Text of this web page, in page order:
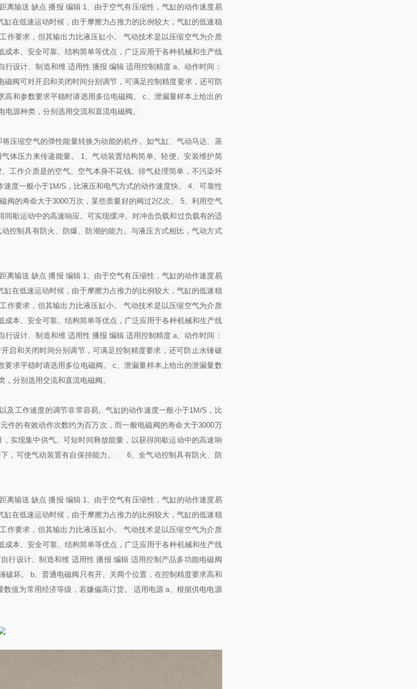
离输送 缺点 播报 编辑 1、由于空气有压缩性，气缸的动作速度易
在低速运动时候，由于摩擦力占推力的比例较大，气缸的低速稳
作要求，但其输出力比液压缸小。 气动技术是以压缩空气为介质
本、安全可靠、结构简单等优点，广泛应用于各种机械和生产线
设计、制造和维 适用性 播报 编辑 适用控制精度 a、动作时间：
阀可对开启和关闭时间分别调节，可满足控制精度要求，还可防
和参数要求平稳时请选用多位电磁阀。 c、泄漏量样本上给出的
源种类，分别选用交流和直流电磁阀。
压缩空气的弹性能量转换为动能的机件。如气缸、气动马达、蒸
体压力来传递能量。 1、气动装置结构简单、轻便、安装维护简
作介质是的空气、空气本身不花钱。排气处理简单，不污染环
度一般小于1M/S，比液压和电气方式的动作速度快。 4、可靠性
阀的寿命大于3000万次，某些质量好的阀过2亿次。 5、利用空气
歇运动中的高速响应。可实现缓冲。对冲击负载和过负载有的适
制具有防火、防爆、防潮的能力。与液压方式相比，气动方式
离输送 缺点 播报 编辑 1、由于空气有压缩性，气缸的动作速度易
在低速运动时候，由于摩擦力占推力的比例较大，气缸的低速稳
作要求，但其输出力比液压缸小。 气动技术是以压缩空气为介质
本、安全可靠、结构简单等优点，广泛应用于各种机械和生产线
设计、制造和维 适用性 播报 编辑 适用控制精度 a、动作时间：
启和关闭时间分别调节，可满足控制精度要求，还可防止水锤破
求平稳时请选用多位电磁阀。 c、泄漏量样本上给出的泄漏量数
分别选用交流和直流电磁阀。
及工作速度的调节非常容易。气缸的动作速度一般小于1M/S，比
件的有效动作次数约为百万次，而一般电磁阀的寿命大于3000万
实现集中供气。可短时间释放能量，以获得间歇运动中的高速响
，可使气动装置有自保持能力。 6、全气动控制具有防火、防
离输送 缺点 播报 编辑 1、由于空气有压缩性，气缸的动作速度易
在低速运动时候，由于摩擦力占推力的比例较大，气缸的低速稳
作要求，但其输出力比液压缸小。 气动技术是以压缩空气为介质
本、安全可靠、结构简单等优点，广泛应用于各种机械和生产线
行设计、制造和维 适用性 播报 编辑 适用控制产品多功能电磁阀
坏。 b、普通电磁阀只有开、关两个位置，在控制精度要求高和
值为常用经济等级，若嫌偏高订货。 适用电源 a、根据供电电源